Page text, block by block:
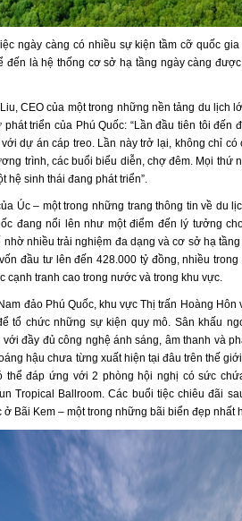
ngày càng có nhiều sự kiện tầm cỡ quốc
đến là hệ thống cơ sở hạ tầng ngày càng
CEO của một trong những nền tảng du lịch
triển của Phú Quốc: “Lần đầu tiên tôi đến
dự án cáp treo. Lần này trở lại, không chỉ
trình, các buổi biểu diễn, chợ đêm. Mọi thứ
hệ sinh thái đang phát triển”.
Úc – một trong những trang thông tin về du
đang nổi lên như một điểm đến lý tưởng
nhờ nhiều trải nghiệm đa dạng và cơ sở hạ
đầu tư lên đến 428.000 tỷ đồng, nhiều
cạnh tranh cao trong nước và trong khu vực.
đảo Phú Quốc, khu vực Thị trấn Hoàng
tổ chức những sự kiện quy mô. Sân khấu
với đầy đủ công nghệ ánh sáng, âm thanh và
hậu chưa từng xuất hiện tại đâu trên thế
thể đáp ứng với 2 phòng hội nghị có sức
Tropical Ballroom. Các buổi tiệc chiêu đãi
Bãi Kem – một trong những bãi biển đẹp nhất